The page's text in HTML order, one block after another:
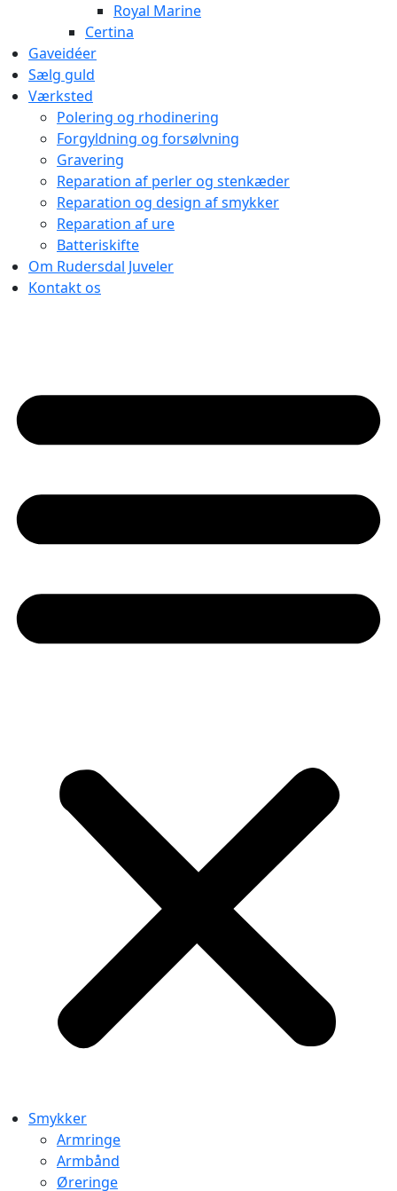
Royal Marine
Certina
Gaveidéer
Sælg guld
Værksted
Polering og rhodinering
Forgyldning og forsølvning
Gravering
Reparation af perler og stenkæder
Reparation og design af smykker
Reparation af ure
Batteriskifte
Om Rudersdal Juveler
Kontakt os
Smykker
Armringe
Armbånd
Øreringe